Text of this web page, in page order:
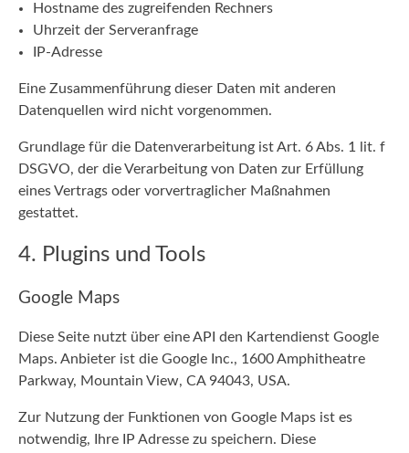
Hostname des zugreifenden Rechners
Uhrzeit der Serveranfrage
IP-Adresse
Eine Zusammenführung dieser Daten mit anderen
Datenquellen wird nicht vorgenommen.
Grundlage für die Datenverarbeitung ist Art. 6 Abs. 1 lit. f
DSGVO, der die Verarbeitung von Daten zur Erfüllung
eines Vertrags oder vorvertraglicher Maßnahmen
gestattet.
4. Plugins und Tools
Google Maps
Diese Seite nutzt über eine API den Kartendienst Google
Maps. Anbieter ist die Google Inc., 1600 Amphitheatre
Parkway, Mountain View, CA 94043, USA.
Zur Nutzung der Funktionen von Google Maps ist es
notwendig, Ihre IP Adresse zu speichern. Diese